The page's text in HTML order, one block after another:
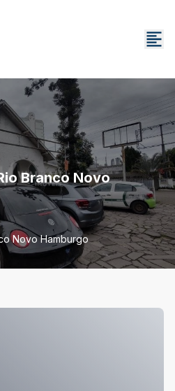
Branco Novo
Novo Hamburgo